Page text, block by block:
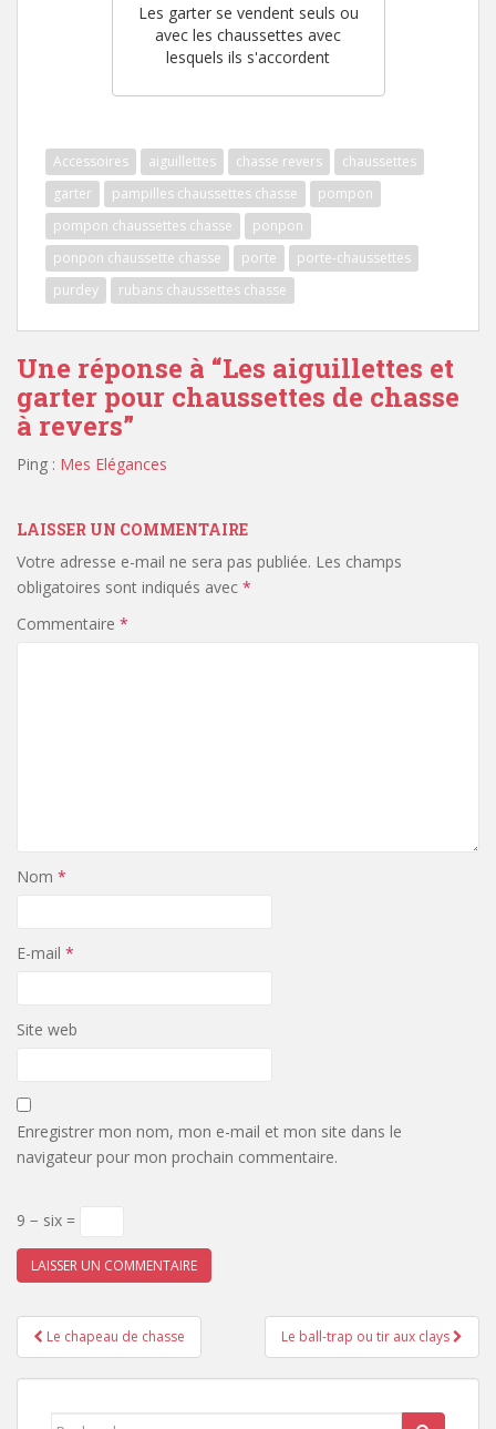
Les garter se vendent seuls ou
avec les chaussettes avec
lesquels ils s'accordent
Accessoires aiguillettes chasse revers
chaussettes
garter
pampilles chaussettes chasse
pompon
pompon chaussettes chasse
ponpon
ponpon chaussette chasse
porte
porte-chaussettes
purdey
rubans chaussettes chasse
Une réponse à “Les aiguillettes et
garter pour chaussettes de chasse
à revers”
Ping : Mes Elégances
LAISSER UN COMMENTAIRE
Votre adresse e-mail ne sera pas publiée. Les champs
obligatoires sont indiqués avec *
Commentaire *
Nom *
E-mail *
Site web
Enregistrer mon nom, mon e-mail et mon site dans le
navigateur pour mon prochain commentaire.
9 − six =
Pagination
d'article
Le chapeau de chasse Le ball-trap ou tir aux clays
Search